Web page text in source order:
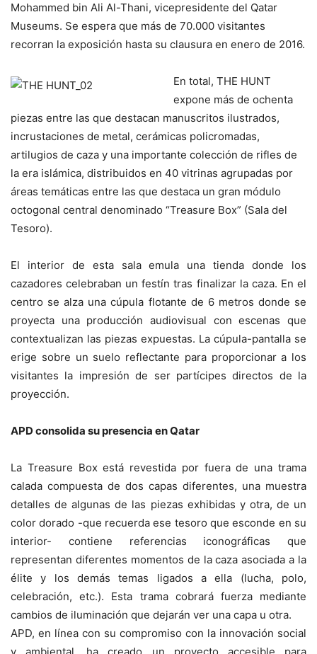
Mohammed bin Ali Al-Thani, vicepresidente del Qatar
Museums. Se espera que más de 70.000 visitantes
recorran la exposición hasta su clausura en enero de 2016.
En total, THE HUNT
expone más de ochenta
piezas entre las que destacan manuscritos ilustrados,
incrustaciones de metal, cerámicas policromadas,
artilugios de caza y una importante colección de rifles de
la era islámica, distribuidos en 40 vitrinas agrupadas por
áreas temáticas entre las que destaca un gran módulo
octogonal central denominado “Treasure Box” (Sala del
Tesoro).
El interior de esta sala emula una tienda donde los
cazadores celebraban un festín tras finalizar la caza. En el
centro se alza una cúpula flotante de 6 metros donde se
proyecta una producción audiovisual con escenas que
contextualizan las piezas expuestas. La cúpula-pantalla se
erige sobre un suelo reflectante para proporcionar a los
visitantes la impresión de ser partícipes directos de la
proyección.
APD consolida su presencia en Qatar
La Treasure Box está revestida por fuera de una trama
calada compuesta de dos capas diferentes, una muestra
detalles de algunas de las piezas exhibidas y otra, de un
color dorado -que recuerda ese tesoro que esconde en su
interior- contiene referencias iconográficas que
representan diferentes momentos de la caza asociada a la
élite y los demás temas ligados a ella (lucha, polo,
celebración, etc.). Esta trama cobrará fuerza mediante
cambios de iluminación que dejarán ver una capa u otra.
APD, en línea con su compromiso con la innovación social